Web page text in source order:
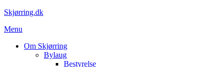
Spring
indhold
Skjørring.dk
Menu
Om Skjørring
Bylaug
Bestyrelse